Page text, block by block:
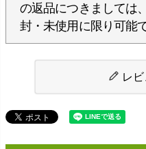
の返品につきましては
封・未使用に限り可能で
レビ